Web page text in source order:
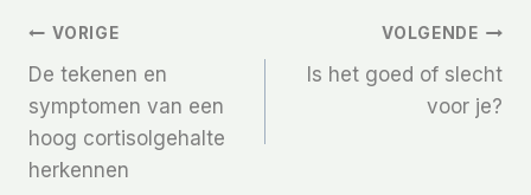
Bericht
Navigatie
VORIGE
De tekenen en
symptomen van een
hoog cortisolgehalte
herkennen
VOLGENDE
Is het goed of slecht
voor je?